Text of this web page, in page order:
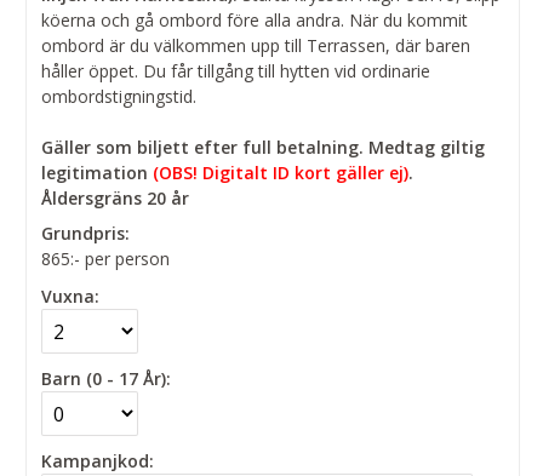
köerna och gå ombord före alla andra. När du kommit
ombord är du välkommen upp till Terrassen, där baren
håller öppet. Du får tillgång till hytten vid ordinarie
ombordstigningstid.
Gäller som biljett efter full betalning. Medtag giltig
legitimation (OBS! Digitalt ID kort gäller ej).
Åldersgräns 20 år
Grundpris:
865:- per person
Vuxna:
Barn (0 - 17 År):
Kampanjkod: